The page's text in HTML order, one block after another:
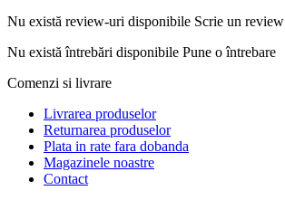
Nu există review-uri disponibile Scrie un review
Nu există întrebări disponibile Pune o întrebare
Comenzi si livrare
Livrarea produselor
Returnarea produselor
Plata in rate fara dobanda
Magazinele noastre
Contact